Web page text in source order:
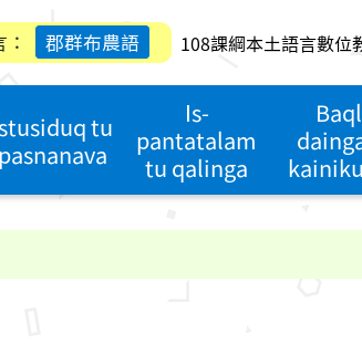
郡群布農語 108課綱本土語言數位
tu
Is-
pantatalam
tu qalinga